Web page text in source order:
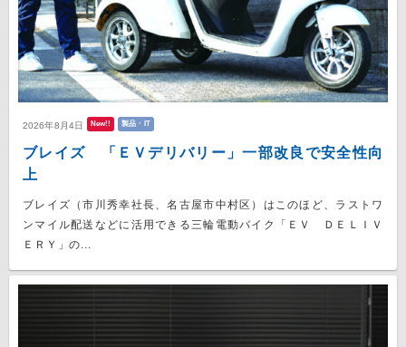
2026年8月4日 New!! 製品・IT
ブレイズ 「ＥＶデリバリー」一部改良で安全性向
上
ブレイズ（市川秀幸社長、名古屋市中村区）はこのほど、ラストワ
ンマイル配送などに活用できる三輪電動バイク「ＥＶ ＤＥＬＩＶ
ＥＲＹ」の...